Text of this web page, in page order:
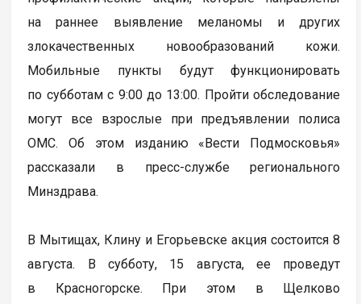
на раннее выявление меланомы и других
злокачественных новообразований кожи.
Мобильные пункты будут функционировать
по субботам с 9:00 до 13:00. Пройти обследование
могут все взрослые при предъявлении полиса
ОМС. Об этом изданию «Вести Подмосковья»
рассказали в пресс-службе регионального
Минздрава.
В Мытищах, Клину и Егорьевске акция состоится 8
августа. В субботу, 15 августа, ее проведут
в Красногорске. При этом в Щелково